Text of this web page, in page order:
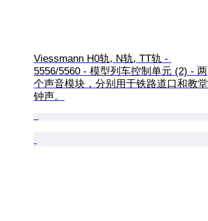
Viessmann H0轨, N轨, TT轨 -
5556/5560 - 模型列车控制单元 (2) - 两
个声音模块，分别用于铁路道口和教堂
钟声。